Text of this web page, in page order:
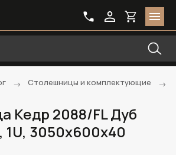
Столешницы и комплектующие
Кедр 2088/FL Дуб
1U, 3050х600х40